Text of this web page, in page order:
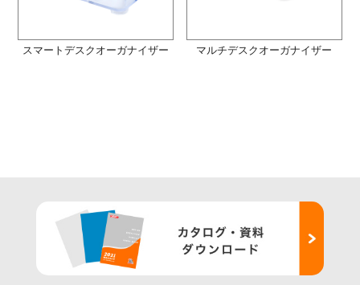
スマートデスクオーガナイザー マルチデスクオーガナイザー